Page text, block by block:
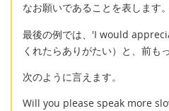
なお願いであることを表します。
最後の例では、'I would
くれたらありがたい）と、前も
次のように言えます。
Will you please speak more